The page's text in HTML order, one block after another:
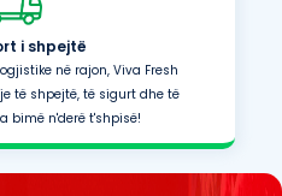
i shpejtë
në rajon, Viva Fresh
të shpejtë, të sigurt dhe të
bimë n'derë t'shpisë!